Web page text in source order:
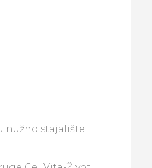
nužno stajalište